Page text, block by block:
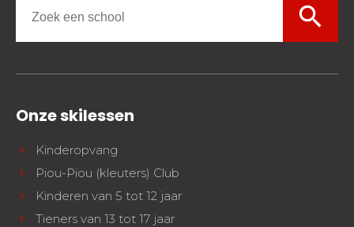
search
Onze skilessen
Kinderopvang
Piou-Piou (kleuters) Club
Kinderen van 5 tot 12 jaar
Tieners van 13 tot 17 jaar